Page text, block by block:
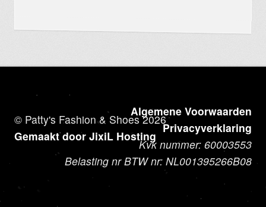
© Patty's Fashion & Shoes 2026
Gemaakt door JixiL Hosting
Algemene Voorwaarden
Privacyverklaring
Kvk nummer: 60003553
Belasting nr BTW nr: NL001395266B08